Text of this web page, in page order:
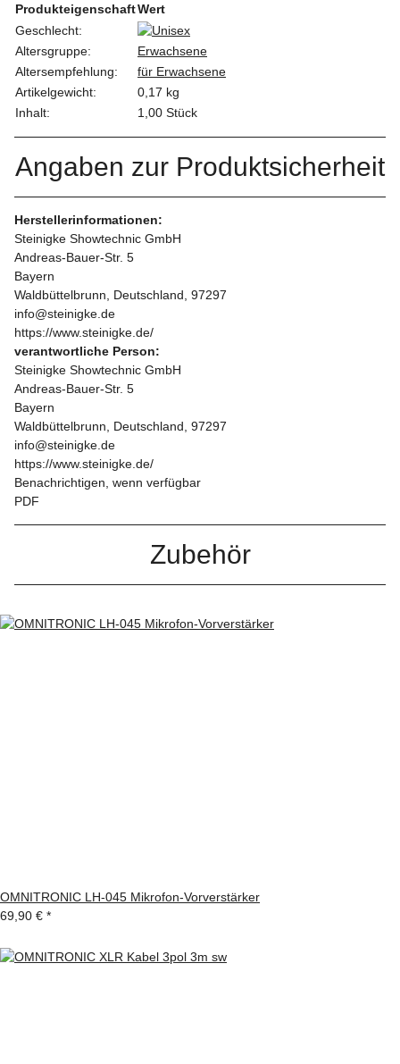
ProdukteigenschaftWert
Geschlecht:
Altersgruppe:
Erwachsene
Altersempfehlung:
für Erwachsene
Artikelgewicht:
0,17 kg
Inhalt:
1,00 Stück
Angaben zur Produktsicherheit
Herstellerinformationen:
Steinigke Showtechnic GmbH
Andreas-Bauer-Str. 5
Bayern
Waldbüttelbrunn, Deutschland, 97297
info@steinigke.de
https://www.steinigke.de/
verantwortliche Person:
Steinigke Showtechnic GmbH
Andreas-Bauer-Str. 5
Bayern
Waldbüttelbrunn, Deutschland, 97297
info@steinigke.de
https://www.steinigke.de/
Benachrichtigen, wenn verfügbar
PDF
Zubehör
OMNITRONIC LH-045 Mikrofon-Vorverstärker
69,90 € *